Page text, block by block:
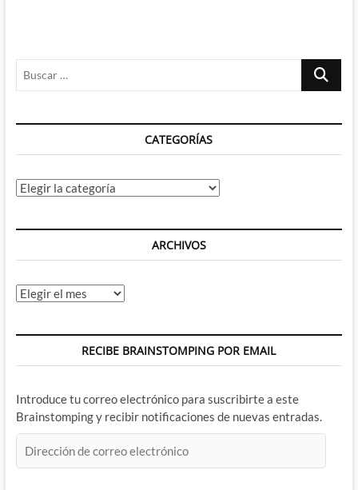
y
la
de
Simonson
y
Buscar
CATEGORÍAS
Categorías
ARCHIVOS
Archivos
RECIBE BRAINSTOMPING POR EMAIL
Introduce tu correo electrónico para suscribirte a este
Brainstomping y recibir notificaciones de nuevas entradas.
de